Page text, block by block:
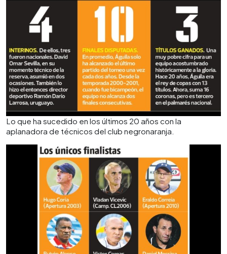
Lo que ha sucedido en los últimos 20 años con la
aplanadora de técnicos del club negronaranja.